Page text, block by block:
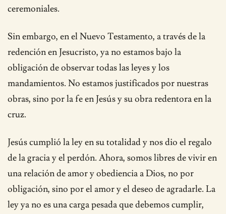
ceremoniales.
Sin embargo, en el Nuevo Testamento, a través de la
redención en Jesucristo, ya no estamos bajo la
obligación de observar todas las leyes y los
mandamientos. No estamos justificados por nuestras
obras, sino por la fe en Jesús y su obra redentora en la
cruz.
Jesús cumplió la ley en su totalidad y nos dio el regalo
de la gracia y el perdón. Ahora, somos libres de vivir en
una relación de amor y obediencia a Dios, no por
obligación, sino por el amor y el deseo de agradarle. La
ley ya no es una carga pesada que debemos cumplir,